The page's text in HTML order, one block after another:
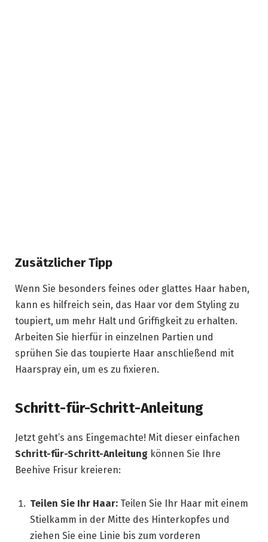
Zusätzlicher Tipp
Wenn Sie besonders feines oder glattes Haar haben,
kann es hilfreich sein, das Haar vor dem Styling zu
toupiert, um mehr Halt und Griffigkeit zu erhalten.
Arbeiten Sie hierfür in einzelnen Partien und
sprühen Sie das toupierte Haar anschließend mit
Haarspray ein, um es zu fixieren.
Schritt-für-Schritt-Anleitung
Jetzt geht’s ans Eingemachte! Mit dieser einfachen
Schritt-für-Schritt-Anleitung können Sie Ihre
Beehive Frisur kreieren:
Teilen Sie Ihr Haar: Teilen Sie Ihr Haar mit einem
Stielkamm in der Mitte des Hinterkopfes und
ziehen Sie eine Linie bis zum vorderen